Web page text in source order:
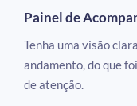
Painel de
Tenha uma visão
andamento, do que
de atenção.